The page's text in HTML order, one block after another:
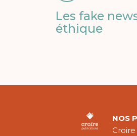
Les fake
éthique
NOS
Croire